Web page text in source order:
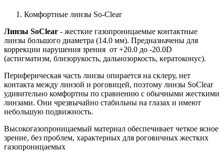
Комфортные линзы So-Clear
Линзы SoClear - жесткие газопроницаемые контактные
линзы большого диаметра (14.0 мм). Предназначены для
коррекции нарушения зрения от +20.0 до -20.0D
(астигматизм, близорукость, дальнозоркость, кератоконус).
Периферическая часть линзы опирается на склеру, нет
контакта между линзой и роговицей, поэтому линзы SoClear
удивительно комфортны по сравнению с обычными жесткими
линзами. Они чрезвычайно стабильны на глазах и имеют
небольшую подвижность.
Высокогазопроницаемый материал обеспечивает четкое ясное
зрение, без проблем, характерных для роговичных жестких
газопроницаемых